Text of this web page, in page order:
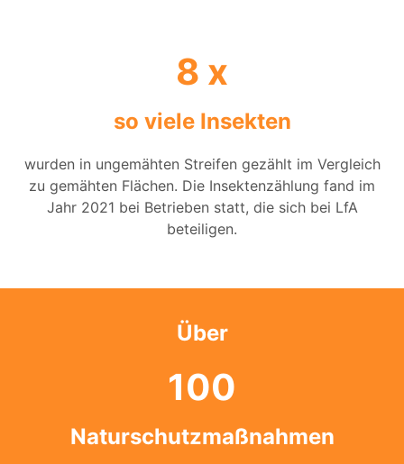
so viele Insekten
8 x
wurden in ungemähten Streifen gezählt im Vergleich
zu gemähten Flächen. Die Insektenzählung fand im
Jahr 2021 bei Betrieben statt, die sich bei LfA
beteiligen.
Über
Naturschutzmaßnahmen
100